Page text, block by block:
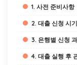
1. 사전 준비사항
2. 대출 신청 시기
3. 은행별 신청
4. 대출 실행 후